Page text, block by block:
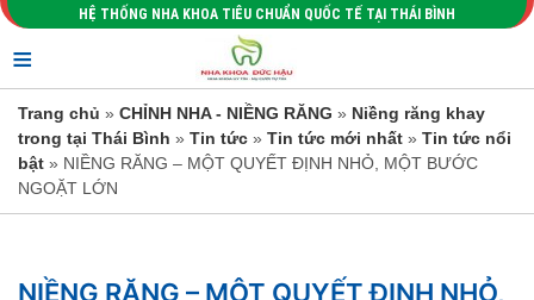
HỆ THỐNG NHA KHOA TIÊU CHUẨN QUỐC TẾ TẠI THÁI BÌNH
≡
Trang chủ » CHỈNH NHA - NIỀNG RĂNG » Niềng răng khay
trong tại Thái Bình » Tin tức » Tin tức mới nhất » Tin tức nổi
bật » NIỀNG RĂNG – MỘT QUYẾT ĐỊNH NHỎ, MỘT BƯỚC
NGOẶT LỚN
NIỀNG RĂNG – MỘT QUYẾT ĐỊNH NHỎ,